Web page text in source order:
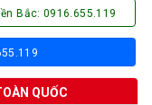
Bắc: 0916.655.119
QUỐC